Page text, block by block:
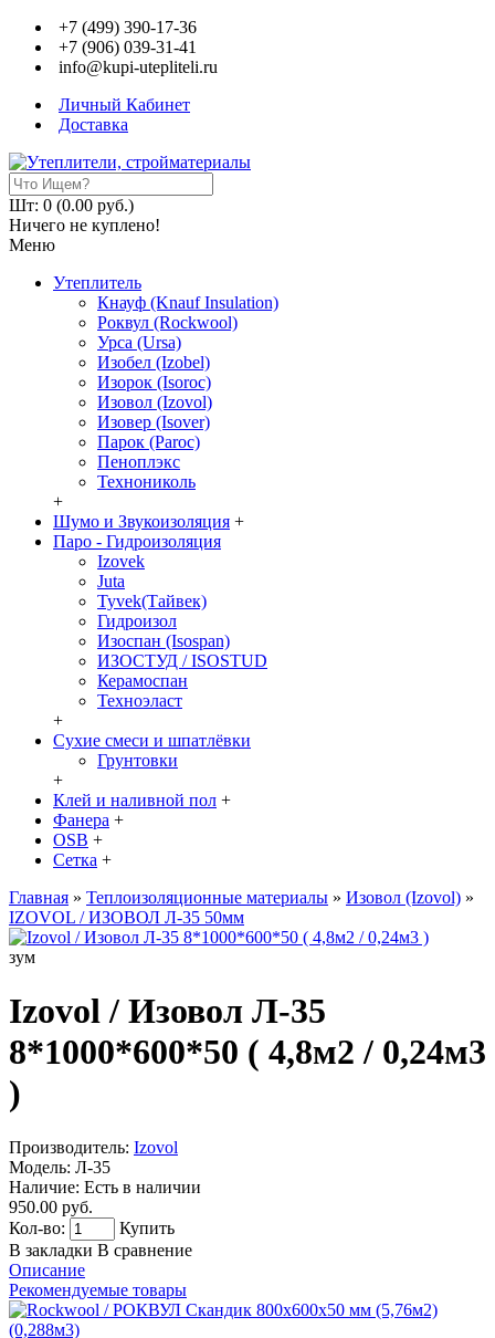
+7 (499) 390-17-36
+7 (906) 039-31-41
info@kupi-utepliteli.ru
Личный Кабинет
Доставка
Шт: 0 (0.00 руб.)
Ничего не куплено!
Меню
Утеплитель
Кнауф (Knauf Insulation)
Роквул (Rockwool)
Урса (Ursa)
Изобел (Izobel)
Изорок (Isoroc)
Изовол (Izovol)
Изовер (Isover)
Парок (Paroс)
Пеноплэкс
Технониколь
+
Шумо и Звукоизоляция +
Паро - Гидроизоляция
Izovek
Juta
Tyvek(Тайвек)
Гидроизол
Изоспан (Isospan)
ИЗОСТУД / ISOSTUD
Керамоспан
Техноэласт
+
Сухие смеси и шпатлёвки
Грунтовки
+
Клей и наливной пол +
Фанера +
OSB +
Сетка +
Главная » Теплоизоляционные материалы » Изовол (Izovol) »
IZOVOL / ИЗОВОЛ Л-35 50мм
зум
Izovol / Изовол Л-35
8*1000*600*50 ( 4,8м2 / 0,24м3
)
Производитель: Izovol
Модель: Л-35
Наличие: Есть в наличии
950.00 руб.
Кол-во:
Купить
В закладки В сравнение
Описание
Рекомендуемые товары